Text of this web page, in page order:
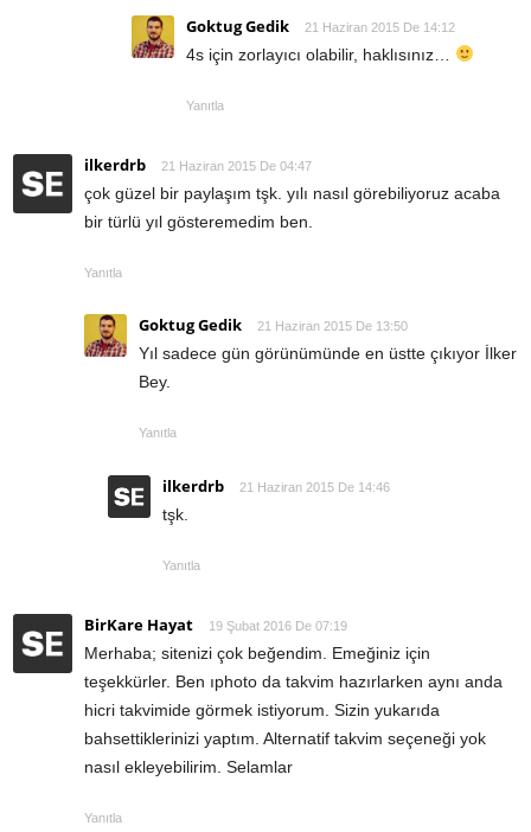
Goktug Gedik 21 Haziran 2015 De 14:12
4s için zorlayıcı olabilir, haklısınız…
Yanıtla
ilkerdrb 21 Haziran 2015 De 04:47
çok güzel bir paylaşım tşk. yılı nasıl görebiliyoruz acaba
bir türlü yıl gösteremedim ben.
Yanıtla
Goktug Gedik 21 Haziran 2015 De 13:50
Yıl sadece gün görünümünde en üstte çıkıyor İlker
Bey.
Yanıtla
ilkerdrb 21 Haziran 2015 De 14:46
tşk.
Yanıtla
BirKare Hayat 19 Şubat 2016 De 07:19
Merhaba; sitenizi çok beğendim. Emeğiniz için
teşekkürler. Ben ıphoto da takvim hazırlarken aynı anda
hicri takvimide görmek istiyorum. Sizin yukarıda
bahsettiklerinizi yaptım. Alternatif takvim seçeneği yok
nasıl ekleyebilirim. Selamlar
Yanıtla